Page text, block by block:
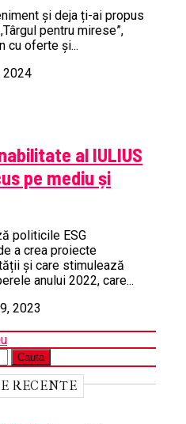
și deja ți-ai propus
pentru mirese”,
cu oferte și...
2024
al IULIUS
pe mediu și
politicile ESG
a crea proiecte
și care stimulează
anului 2022, care...
2023
RECENTE